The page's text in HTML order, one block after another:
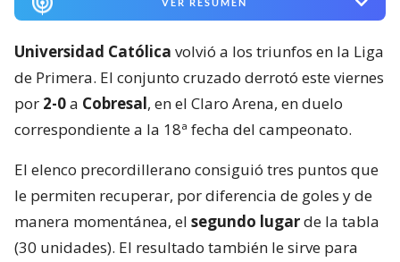
VER RESUMEN
Universidad Católica volvió a los triunfos en la Liga
de Primera. El conjunto cruzado derrotó este viernes
por 2-0a Cobresal, en el Claro Arena, en duelo
correspondiente a la 18ª fecha del campeonato.
El elenco precordillerano consiguió tres puntos que
le permiten recuperar, por diferencia de goles y de
manera momentánea, el segundo lugarde la tabla
(30 unidades). El resultado también le sirve para